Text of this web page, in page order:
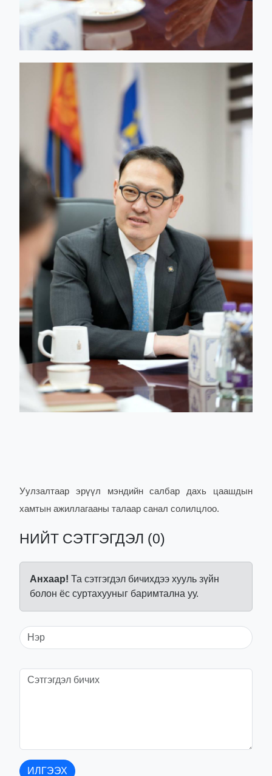
Уулзалтаар эрүүл мэндийн салбар дахь цаашдын
хамтын ажиллагааны талаар санал солилцлоо.
НИЙТ СЭТГЭГДЭЛ (0)
Анхаар! Та сэтгэгдэл бичихдээ хууль зүйн
болон ёс суртахууныг баримтална уу.
ИЛГЭЭХ